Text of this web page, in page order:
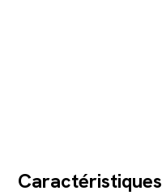
Caractéristiques